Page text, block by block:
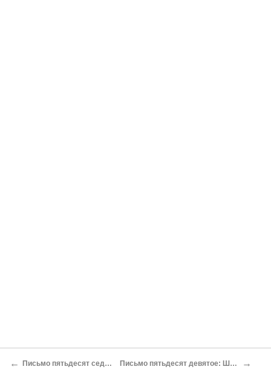
← Письмо пятьдесят седьмое: ХЕНДЕ ХОХ Письмо пятьдесят девятое: ШКОЛЬНЫЕ ТОВАРИЩИ →